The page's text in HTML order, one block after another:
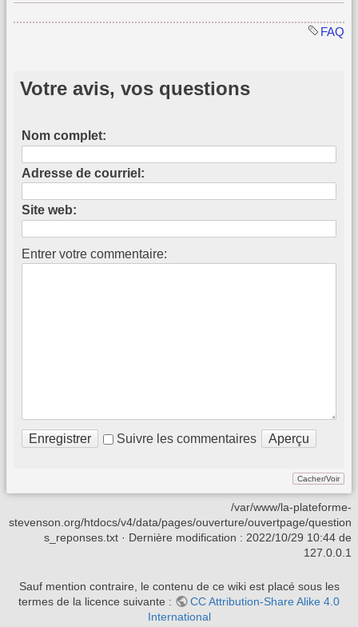
FAQ
Votre avis, vos questions
Nom complet:
Adresse de courriel:
Site web:
Entrer votre commentaire:
Suivre les commentaires
/var/www/la-plateforme-
stevenson.org/htdocs/v4/data/pages/ouverture/ouvertpage/question
s_reponses.txt · Dernière modification : 2022/10/29 10:44 de
127.0.0.1
Sauf mention contraire, le contenu de ce wiki est placé sous les
termes de la licence suivante :
CC Attribution-Share Alike 4.0
International